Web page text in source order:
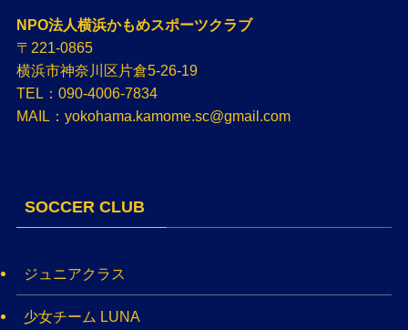
NPO法人横浜かもめスポーツクラブ
〒221-0865
横浜市神奈川区片倉5-26-19
TEL：090-4006-7834
MAIL：yokohama.kamome.sc@gmail.com
SOCCER CLUB
ジュニアクラス
少女チーム LUNA